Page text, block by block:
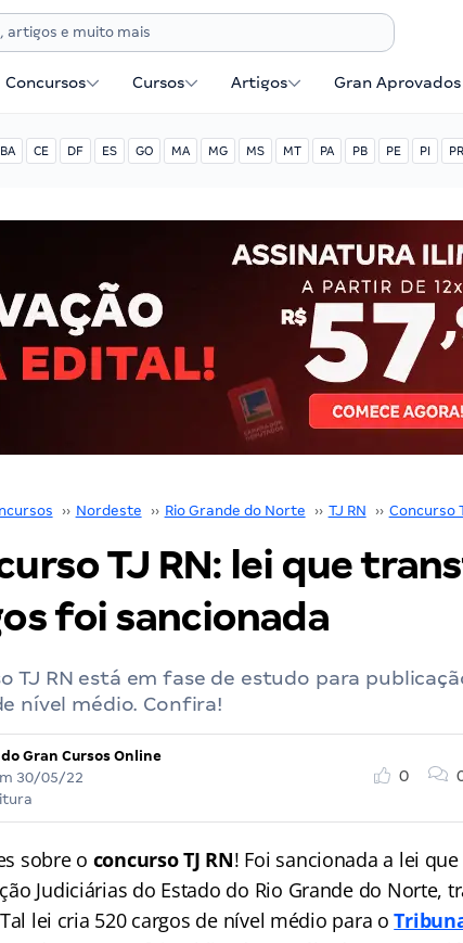
Concursos Cursos Artigos Gran Aprovados
BA CE DF ES GO MA MG MS MT PA PB PE PI PR
›› Nordeste ›› Rio Grande do Norte ›› TJ RN ›› Concurso
TJ RN: lei que
foi sancionada
TJ RN está em fase de estudo para
nível médio. Confira!
Gran Cursos Online
30/05/22
0
sobre o concurso TJ RN! Foi sancionada a lei
Judiciárias do Estado do Rio Grande do Norte,
lei cria 520 cargos de nível médio para o